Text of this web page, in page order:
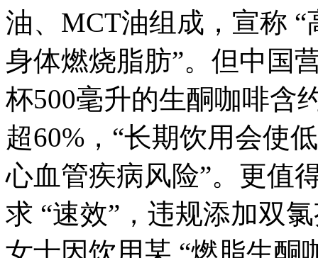
油、MCT油组成，宣称
身体燃烧脂肪”。但中国
杯500毫升的生酮咖啡含
超60%，“长期饮用会使
心血管疾病风险”。更值
求 “速效”，违规添加双
女士因饮用某 “燃脂生酮